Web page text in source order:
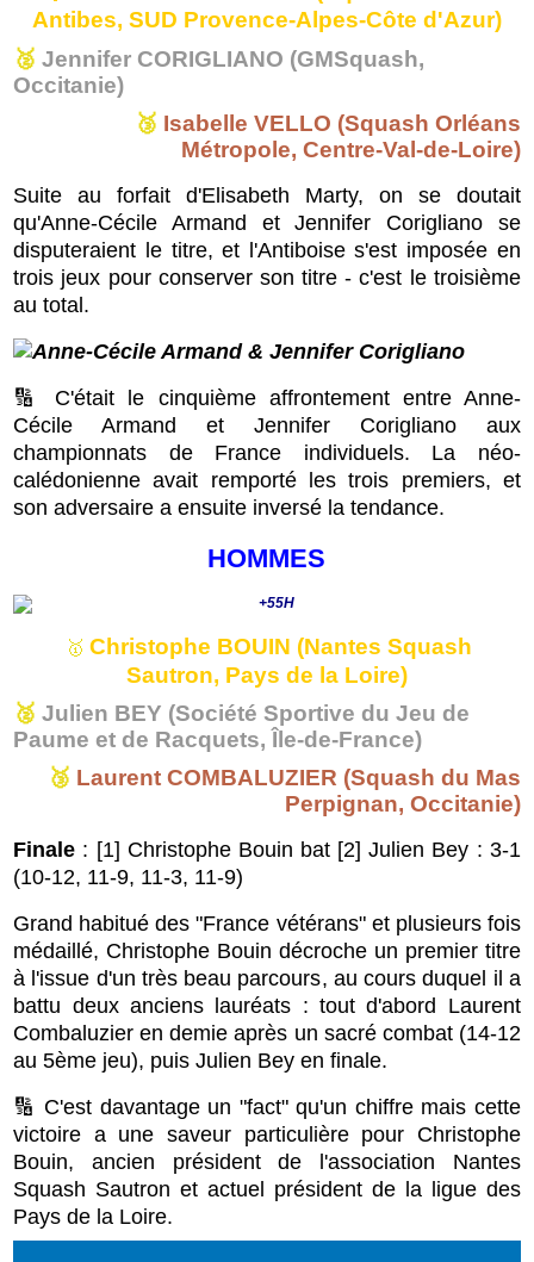
Antibes, SUD Provence-Alpes-Côte d'Azur)
🥈Jennifer CORIGLIANO (GMSquash,
Occitanie)
🥉 Isabelle VELLO (Squash Orléans
Métropole, Centre-Val-de-Loire)
Suite au forfait d'Elisabeth Marty, on se doutait
qu'Anne-Cécile Armand et Jennifer Corigliano se
disputeraient le titre, et l'Antiboise s'est imposée en
trois jeux pour conserver son titre - c'est le troisième
au total.
🔢 C'était le cinquième affrontement entre Anne-
Cécile Armand et Jennifer Corigliano aux
championnats de France individuels. La néo-
calédonienne avait remporté les trois premiers, et
son adversaire a ensuite inversé la tendance.
HOMMES
🥇 Christophe BOUIN (Nantes Squash
Sautron, Pays de la Loire)
🥈Julien BEY (Société Sportive du Jeu de
Paume et de Racquets, Île-de-France)
🥉 Laurent COMBALUZIER (Squash du Mas
Perpignan, Occitanie)
Finale : [1] Christophe Bouin bat [2] Julien Bey : 3-1
(10-12, 11-9, 11-3, 11-9)
Grand habitué des "France vétérans" et plusieurs fois
médaillé, Christophe Bouin décroche un premier titre
à l'issue d'un très beau parcours, au cours duquel il a
battu deux anciens lauréats : tout d'abord Laurent
Combaluzier en demie après un sacré combat (14-12
au 5ème jeu), puis Julien Bey en finale.
🔢 C'est davantage un "fact" qu'un chiffre mais cette
victoire a une saveur particulière pour Christophe
Bouin, ancien président de l'association Nantes
Squash Sautron et actuel président de la ligue des
Pays de la Loire.